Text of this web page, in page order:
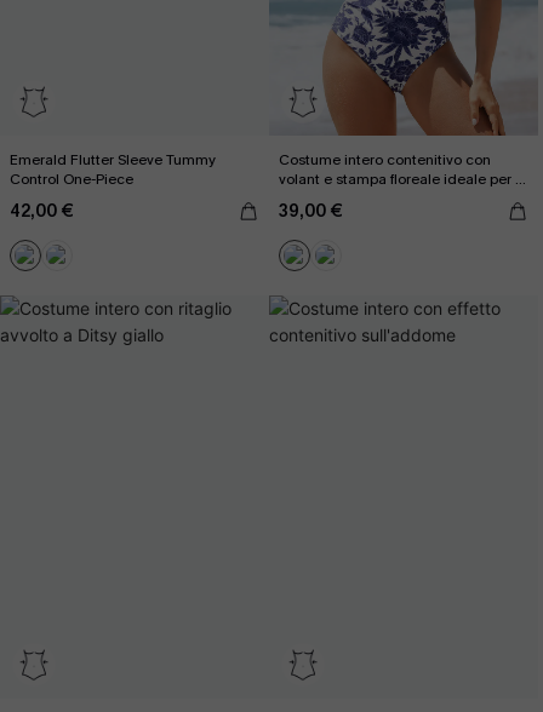
Emerald Flutter Sleeve Tummy
Control One-Piece
42,00 €
Costume intero contenitivo con
volant e stampa floreale ideale per il
39,00 €